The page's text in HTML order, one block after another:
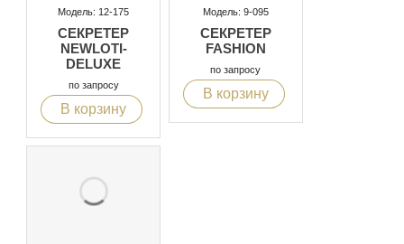
Модель: 12-175
СЕКРЕТЕР
NEWLOTI-
DELUXE
по запросу
В корзину
Модель: 9-095
СЕКРЕТЕР
FASHION
по запросу
В корзину